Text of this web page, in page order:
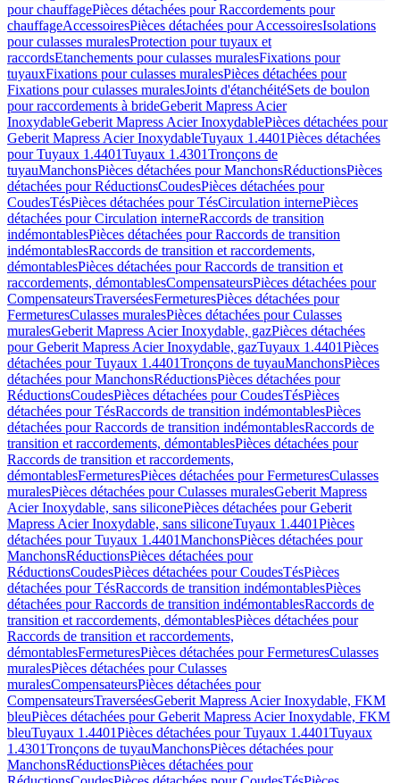
pour chauffagePièces détachées pour Raccordements pour
chauffageAccessoiresPièces détachées pour AccessoiresIsolations
pour culasses muralesProtection pour tuyaux et
raccordsEtanchements pour culasses muralesFixations pour
tuyauxFixations pour culasses muralesPièces détachées pour
Fixations pour culasses muralesJoints d'étanchéitéSets de boulon
pour raccordements à brideGeberit Mapress Acier
InoxydableGeberit Mapress Acier InoxydablePièces détachées pour
Geberit Mapress Acier InoxydableTuyaux 1.4401Pièces détachées
pour Tuyaux 1.4401Tuyaux 1.4301Tronçons de
tuyauManchonsPièces détachées pour ManchonsRéductionsPièces
détachées pour RéductionsCoudesPièces détachées pour
CoudesTésPièces détachées pour TésCirculation internePièces
détachées pour Circulation interneRaccords de transition
indémontablesPièces détachées pour Raccords de transition
indémontablesRaccords de transition et raccordements,
démontablesPièces détachées pour Raccords de transition et
raccordements, démontablesCompensateursPièces détachées pour
CompensateursTraverséesFermeturesPièces détachées pour
FermeturesCulasses muralesPièces détachées pour Culasses
muralesGeberit Mapress Acier Inoxydable, gazPièces détachées
pour Geberit Mapress Acier Inoxydable, gazTuyaux 1.4401Pièces
détachées pour Tuyaux 1.4401Tronçons de tuyauManchonsPièces
détachées pour ManchonsRéductionsPièces détachées pour
RéductionsCoudesPièces détachées pour CoudesTésPièces
détachées pour TésRaccords de transition indémontablesPièces
détachées pour Raccords de transition indémontablesRaccords de
transition et raccordements, démontablesPièces détachées pour
Raccords de transition et raccordements,
démontablesFermeturesPièces détachées pour FermeturesCulasses
muralesPièces détachées pour Culasses muralesGeberit Mapress
Acier Inoxydable, sans siliconePièces détachées pour Geberit
Mapress Acier Inoxydable, sans siliconeTuyaux 1.4401Pièces
détachées pour Tuyaux 1.4401ManchonsPièces détachées pour
ManchonsRéductionsPièces détachées pour
RéductionsCoudesPièces détachées pour CoudesTésPièces
détachées pour TésRaccords de transition indémontablesPièces
détachées pour Raccords de transition indémontablesRaccords de
transition et raccordements, démontablesPièces détachées pour
Raccords de transition et raccordements,
démontablesFermeturesPièces détachées pour FermeturesCulasses
muralesPièces détachées pour Culasses
muralesCompensateursPièces détachées pour
CompensateursTraverséesGeberit Mapress Acier Inoxydable, FKM
bleuPièces détachées pour Geberit Mapress Acier Inoxydable, FKM
bleuTuyaux 1.4401Pièces détachées pour Tuyaux 1.4401Tuyaux
1.4301Tronçons de tuyauManchonsPièces détachées pour
ManchonsRéductionsPièces détachées pour